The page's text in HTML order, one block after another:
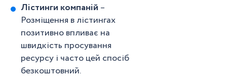
Лістинги компаній –
Розміщення в лістингах
позитивно впливає на
швидкість просування
ресурсу і часто цей спосіб
безкоштовний.